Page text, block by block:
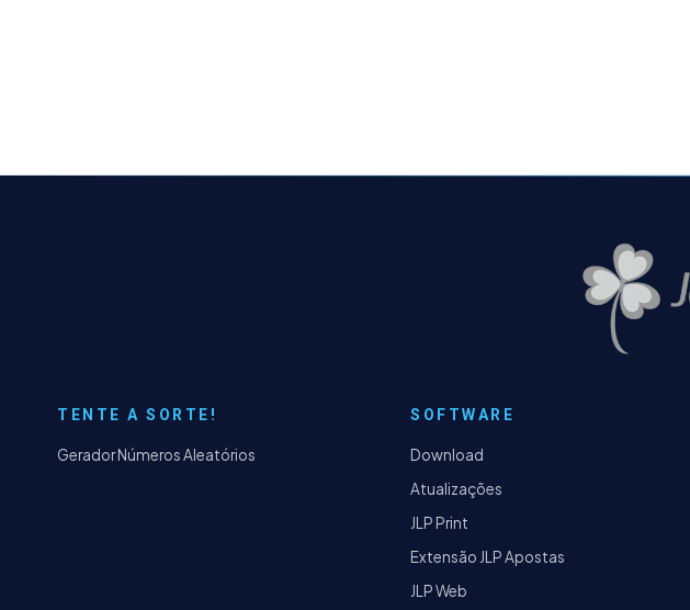
TENTE A SORTE!
Gerador Números Aleatórios
SOFTWARE
Download
Atualizações
JLP Print
Extensão JLP Apostas
JLP Web